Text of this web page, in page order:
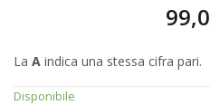
La A indica una stessa cifra pari.
Disponibile